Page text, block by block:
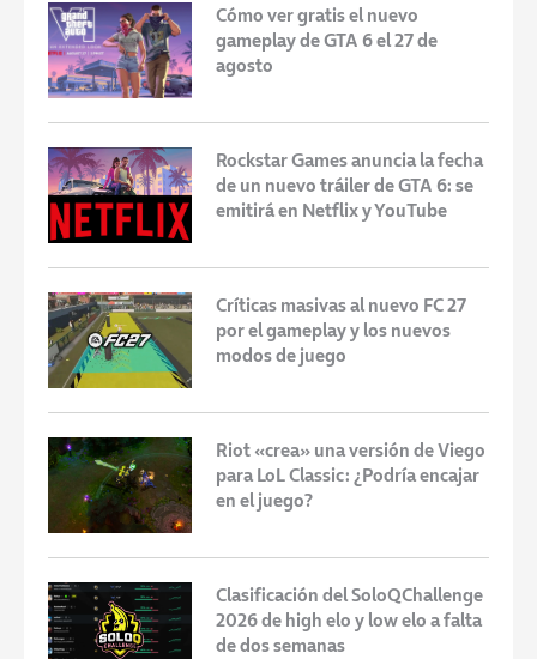
Cómo ver gratis el nuevo
gameplay de GTA 6 el 27 de
agosto
Rockstar Games anuncia la fecha
de un nuevo tráiler de GTA 6: se
emitirá en Netflix y YouTube
Críticas masivas al nuevo FC 27
por el gameplay y los nuevos
modos de juego
Riot «crea» una versión de Viego
para LoL Classic: ¿Podría encajar
en el juego?
Clasificación del SoloQChallenge
2026 de high elo y low elo a falta
de dos semanas